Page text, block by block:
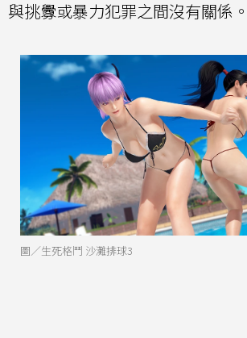
與挑釁或暴力犯罪之間沒有關係。
圖／生死格鬥 沙灘排球3